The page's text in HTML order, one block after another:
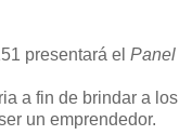
presentará el Panel
a fin de brindar a los
un emprendedor.